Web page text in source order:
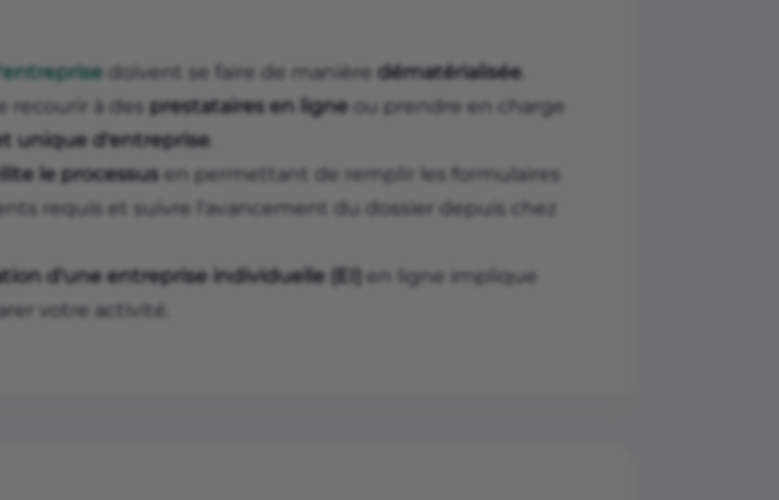
doivent se faire de manière dématérialisée
recourir à des prestataires en ligne ou prendre en charge
unique d'entreprise
le processusen permettant de remplir les formulaires
requis et suivre l'avancement du dossier depuis chez
d'une entreprise individuelle (EI)
en ligne implique
votre activité.